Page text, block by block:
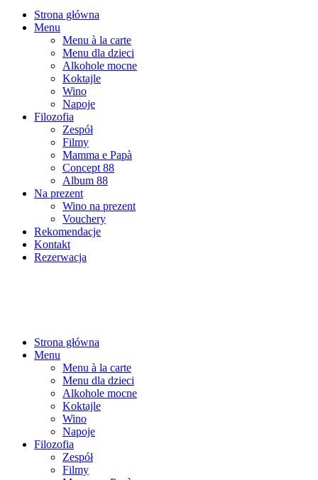
Strona główna
Menu
Menu à la carte
Menu dla dzieci
Alkohole mocne
Koktajle
Wino
Napoje
Filozofia
Zespół
Filmy
Mamma e Papà
Concept 88
Album 88
Na prezent
Wino na prezent
Vouchery
Rekomendacje
Kontakt
Rezerwacja
Strona główna
Menu
Menu à la carte
Menu dla dzieci
Alkohole mocne
Koktajle
Wino
Napoje
Filozofia
Zespół
Filmy